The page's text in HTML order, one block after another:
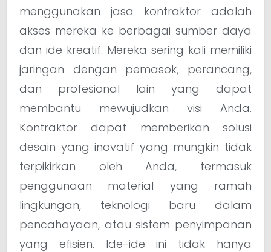
menggunakan jasa kontraktor adalah
akses mereka ke berbagai sumber daya
dan ide kreatif. Mereka sering kali memiliki
jaringan dengan pemasok, perancang,
dan profesional lain yang dapat
membantu mewujudkan visi Anda.
Kontraktor dapat memberikan solusi
desain yang inovatif yang mungkin tidak
terpikirkan oleh Anda, termasuk
penggunaan material yang ramah
lingkungan, teknologi baru dalam
pencahayaan, atau sistem penyimpanan
yang efisien. Ide-ide ini tidak hanya